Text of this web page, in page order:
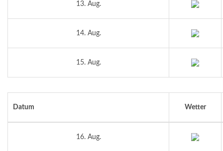
13. Aug.
14. Aug.
15. Aug.
Datum Wetter
16. Aug.